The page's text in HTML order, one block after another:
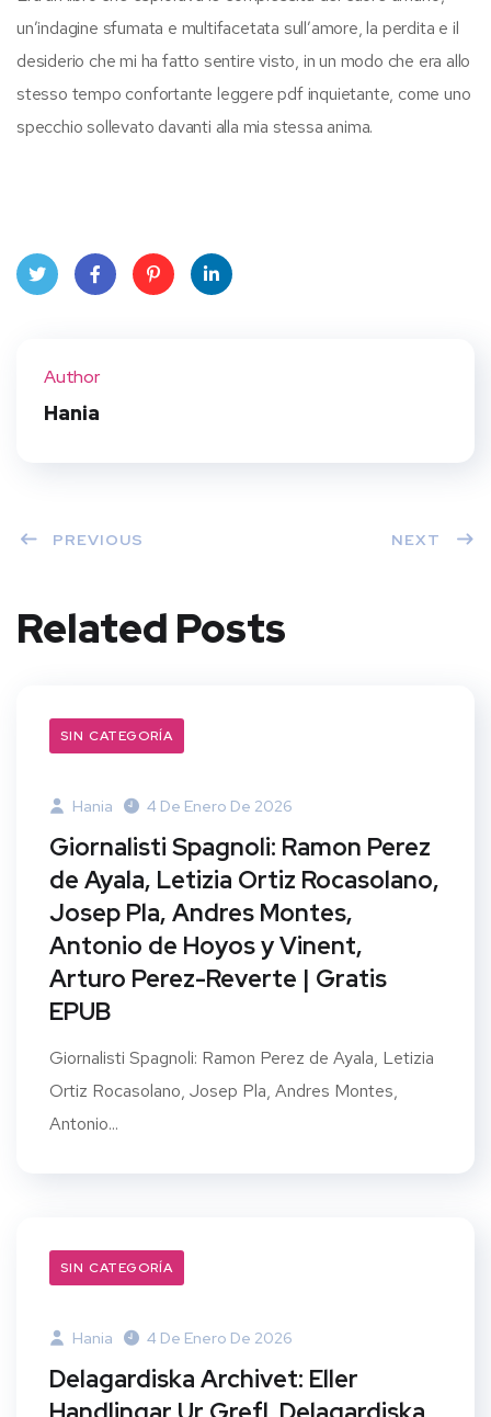
un’indagine sfumata e multifacetata sull’amore, la perdita e il
desiderio che mi ha fatto sentire visto, in un modo che era allo
stesso tempo confortante leggere pdf inquietante, come uno
specchio sollevato davanti alla mia stessa anima.
Author
Hania
PREVIOUS NEXT
Related Posts
SIN CATEGORÍA
Hania 4 De Enero De 2026
Giornalisti Spagnoli: Ramon Perez
de Ayala, Letizia Ortiz Rocasolano,
Josep Pla, Andres Montes,
Antonio de Hoyos y Vinent,
Arturo Perez-Reverte | Gratis
EPUB
Giornalisti Spagnoli: Ramon Perez de Ayala, Letizia
Ortiz Rocasolano, Josep Pla, Andres Montes,
Antonio...
SIN CATEGORÍA
Hania 4 De Enero De 2026
Delagardiska Archivet: Eller